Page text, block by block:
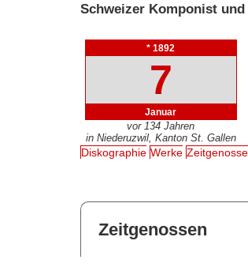
Schweizer Komponist und
* 1892
7
Januar
vor 134 Jahren
in Niederuzwil, Kanton St. Gallen
Diskographie Werke
Zeitgenossen